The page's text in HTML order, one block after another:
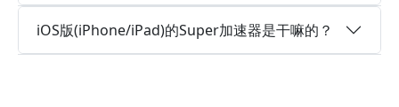
iOS版(iPhone/iPad)的Super加速器是干嘛的？